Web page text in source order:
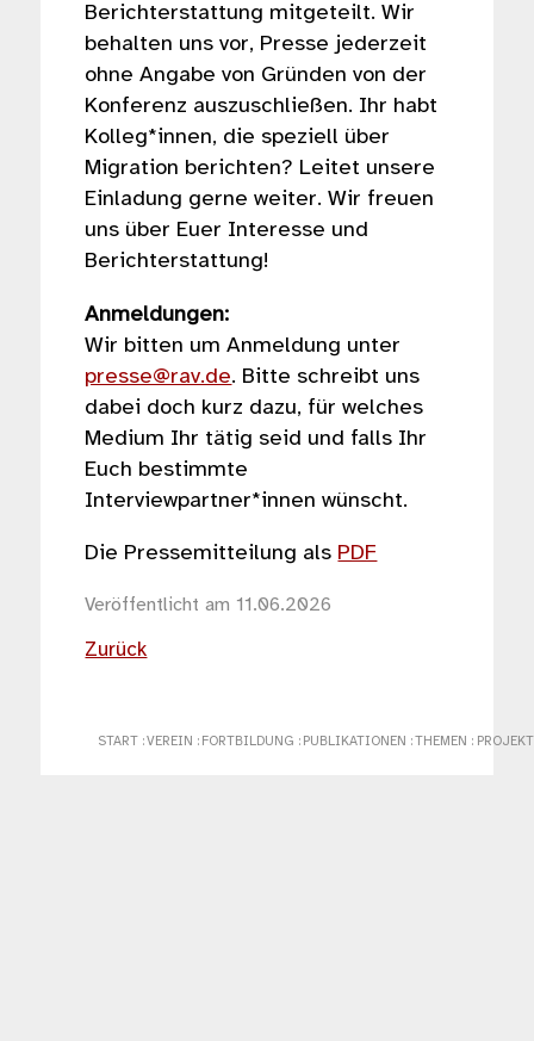
Berichterstattung mitgeteilt. Wir
behalten uns vor, Presse jederzeit
ohne Angabe von Gründen von der
Konferenz auszuschließen. Ihr habt
Kolleg*innen, die speziell über
Migration berichten? Leitet unsere
Einladung gerne weiter. Wir freuen
uns über Euer Interesse und
Berichterstattung!
Anmeldungen:
Wir bitten um Anmeldung unter
presse@rav.de. Bitte schreibt uns
dabei doch kurz dazu, für welches
Medium Ihr tätig seid und falls Ihr
Euch bestimmte
Interviewpartner*innen wünscht.
Die Pressemitteilung als PDF
Veröffentlicht am 11.06.2026
Zurück
START : VEREIN : FORTBILDUNG : PUBLIKATIONEN : THEMEN :